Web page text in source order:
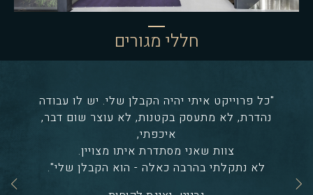
חללי מגורים
"כל פרוייקט איתי יהיה הקבלן שלי. יש לו עבודה
נהדרת, לא מתעסק בקטנות, לא עוצר שום דבר,
איכפתי,
צוות שאני מסתדרת איתו מצויין.
לא נתקלתי בהרבה כאלה - הוא הקבלן שלי".